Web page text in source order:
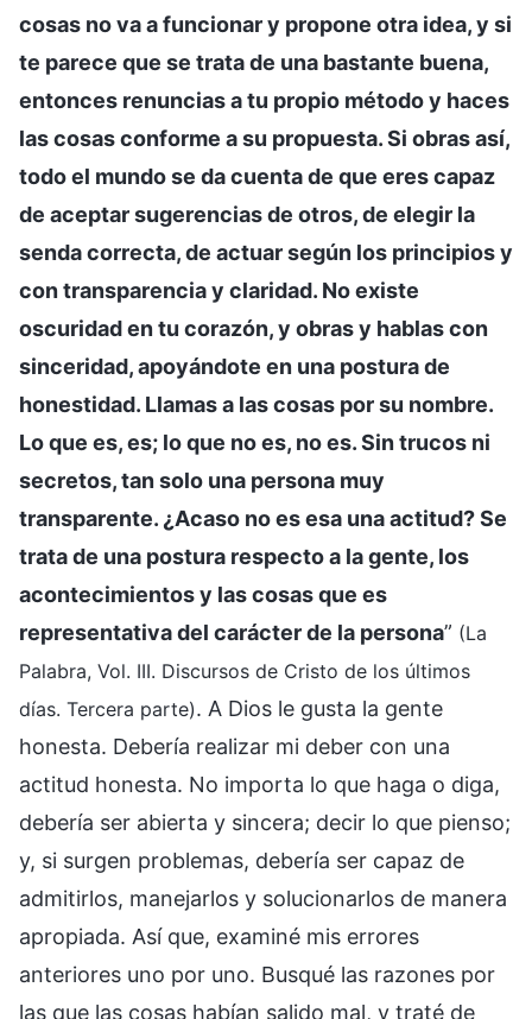
cosas no va a funcionar y propone otra idea, y si
te parece que se trata de una bastante buena,
entonces renuncias a tu propio método y haces
las cosas conforme a su propuesta. Si obras así,
todo el mundo se da cuenta de que eres capaz
de aceptar sugerencias de otros, de elegir la
senda correcta, de actuar según los principios y
con transparencia y claridad. No existe
oscuridad en tu corazón, y obras y hablas con
sinceridad, apoyándote en una postura de
honestidad. Llamas a las cosas por su nombre.
Lo que es, es; lo que no es, no es. Sin trucos ni
secretos, tan solo una persona muy
transparente. ¿Acaso no es esa una actitud? Se
trata de una postura respecto a la gente, los
acontecimientos y las cosas que es
representativa del carácter de la persona” (La
Palabra, Vol. III. Discursos de Cristo de los últimos
días. Tercera parte). A Dios le gusta la gente
honesta. Debería realizar mi deber con una
actitud honesta. No importa lo que haga o diga,
debería ser abierta y sincera; decir lo que pienso;
y, si surgen problemas, debería ser capaz de
admitirlos, manejarlos y solucionarlos de manera
apropiada. Así que, examiné mis errores
anteriores uno por uno. Busqué las razones por
las que las cosas habían salido mal, y traté de